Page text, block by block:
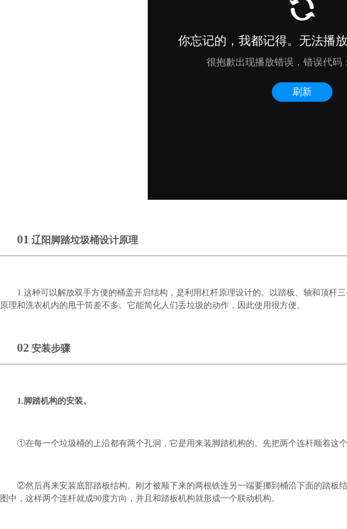
01 辽阳脚踏垃圾桶设计原理
1.这种可以解放双手方便的桶盖开启结构，是利用杠杆原理设计的。以踏板、轴和顶杆
原理和洗衣机内的甩干筒差不多。它能简化人们丢垃圾的动作，因此使用很方便。
02 安装步骤
1.脚踏机构的安装。
①在每一个垃圾桶的上沿都有两个孔洞，它是用来装脚踏机构的。先把两个连杆顺着这个
②然后再来安装底部踏板结构。刚才被顺下来的两根铁连另一端要挪到桶沿下面的踏板
图中，这样两个连杆就成90度方向，并且和踏板机构就形成一个联动机构。